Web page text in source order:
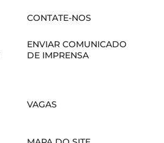
CONTATE-NOS
ENVIAR COMUNICADO
DE IMPRENSA
VAGAS